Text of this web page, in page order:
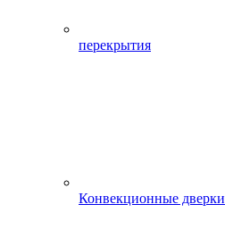
перекрытия
Конвекционные дверки